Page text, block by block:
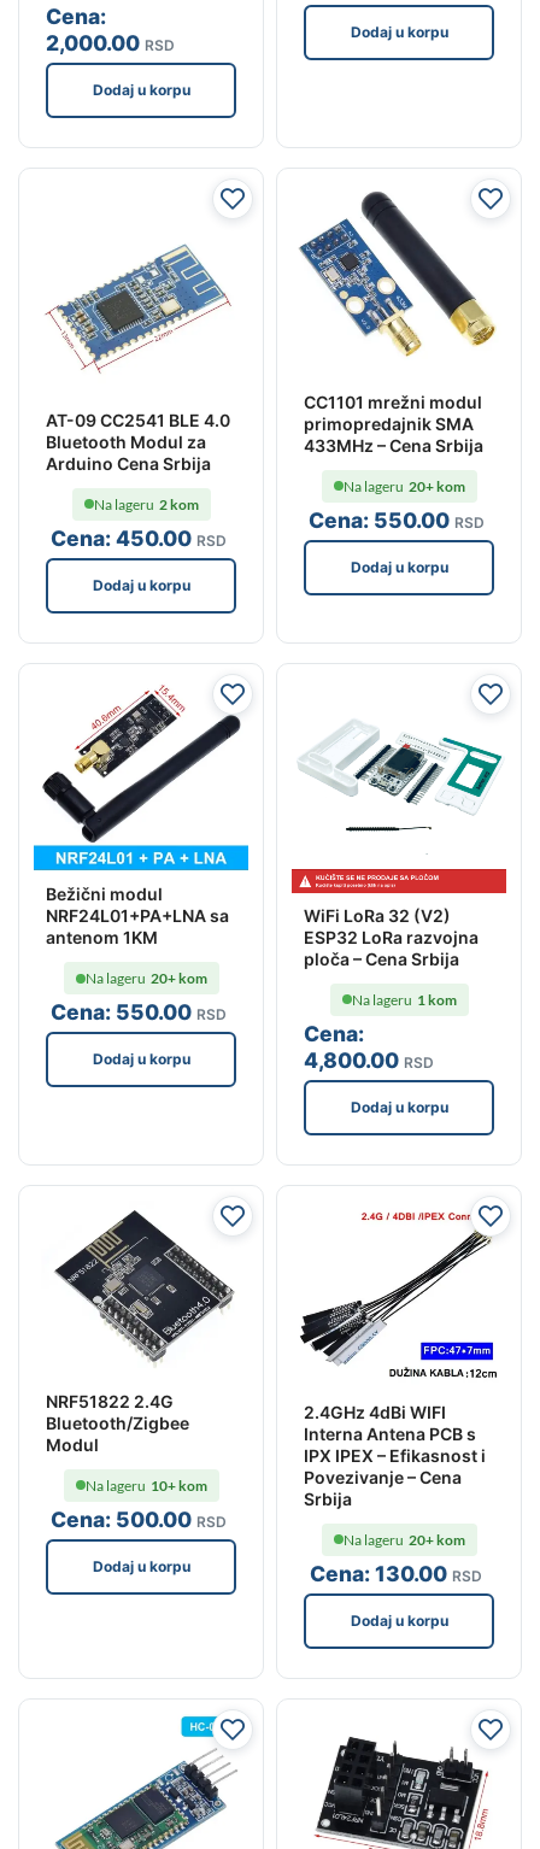
Cena:
2,000.00 RSD
Dodaj u korpu
Dodaj u korpu
AT-09 CC2541 BLE 4.0
Bluetooth Modul za
Arduino Cena Srbija
Cena:450.00 RSD
Na lageru 2 kom
Dodaj u korpu
CC1101 mrežni modul
primopredajnik SMA
433MHz – Cena Srbija
Cena: 550.00 RSD
Na lageru 20+ kom
Dodaj u korpu
Bežični modul
NRF24L01+PA+LNA sa
antenom 1KM
Cena: 550.00 RSD
Na lageru 20+ kom
Dodaj u korpu
WiFi LoRa 32 (V2)
ESP32 LoRa razvojna
ploča – Cena Srbija
Cena:
4,800.00 RSD
Na lageru 1 kom
Dodaj u korpu
NRF51822 2.4G
Bluetooth/Zigbee
Modul
Cena: 500.00 RSD
Na lageru 10+ kom
Dodaj u korpu
2.4GHz 4dBi WIFI
Interna Antena PCB s
IPX IPEX – Efikasnost i
Povezivanje – Cena
Srbija
Cena:130.00 RSD
Na lageru 20+ kom
Dodaj u korpu